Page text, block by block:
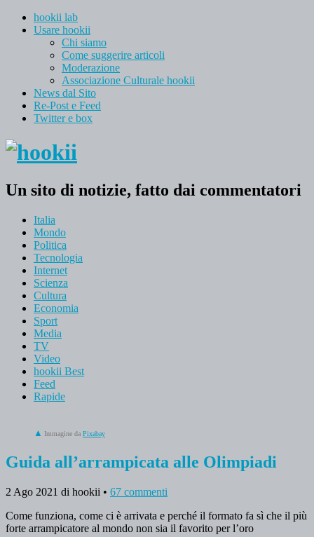
hookii lab
Usare hookii
Chi siamo
Come suggerire articoli
Moderazione
Associazione Culturale hookii
News dal Sito
Re-Post e Feed
Twitter e box
Un sito di notizie, fatto dai commentatori
Italia
Mondo
Politica
Tecnologia
Internet
Scienza
Cultura
Economia
Sport
Media
TV
Video
hookii Best
Feed
Rapide
Immagine da Pixabay
Guida all’arrampicata alle Olimpiadi
2 Ago 2021 di hookii • 67 commenti
Come funziona, come ci è arrivata e perché il formato fa sì che il più
forte arrampicatore al mondo non sia il favorito per l’oro